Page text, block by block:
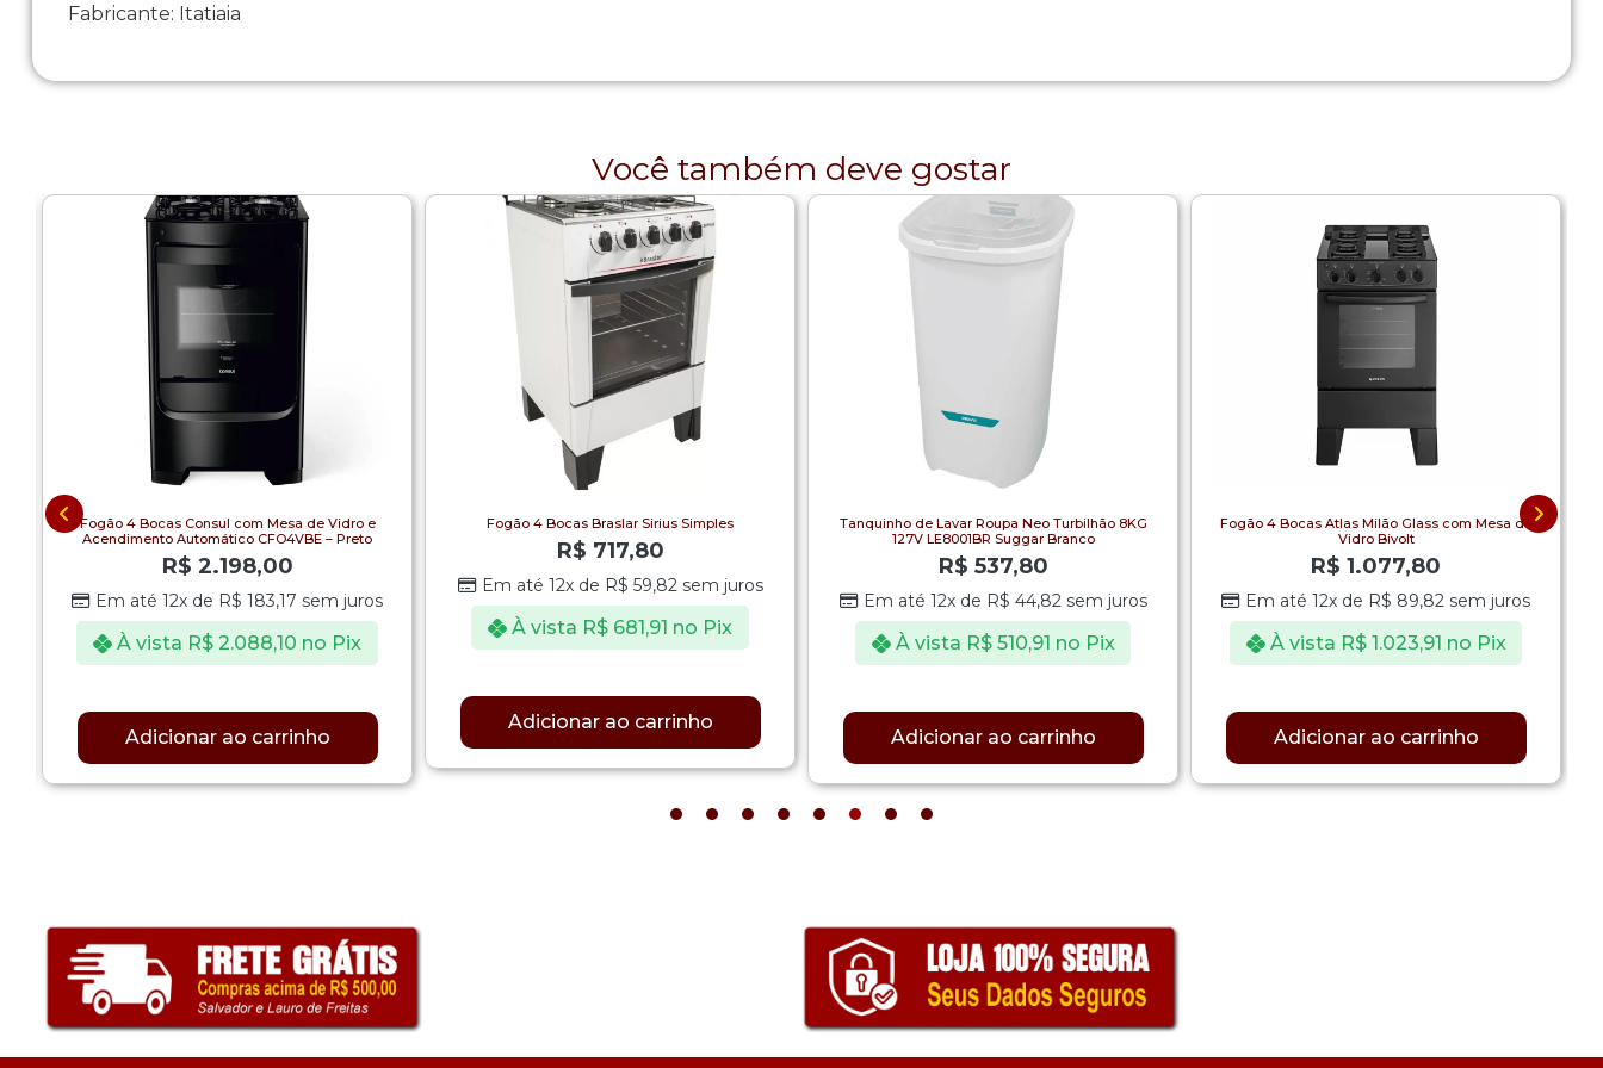
Fabricante: Itatiaia
Você também deve gostar
Fogão 4 Bocas Consul com Mesa de Vidro e
Acendimento Automático CFO4VBE – Preto
R$ 2.198,00
Em até 12x de R$ 183,17 sem juros
À vista R$ 2.088,10 no Pix
Adicionar ao carrinho
Fogão 4 Bocas Braslar Sirius Simples
R$ 717,80
Em até 12x de R$ 59,82sem juros
À vista R$ 681,91 no Pix
Adicionar ao carrinho
Tanquinho de Lavar Roupa Neo Turbilhão 8KG
127V LE8001BR Suggar Branco
R$ 537,80
Em até 12x de R$ 44,82sem juros
À vista R$510,91 no Pix
Adicionar ao carrinho
Fogão 4 Bocas Atlas Milão Glass com Mesa de
Vidro Bivolt
R$ 1.077,80
Em até 12x de R$ 89,82 sem juros
À vista R$1.023,91 no Pix
Adicionar ao carrinho